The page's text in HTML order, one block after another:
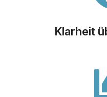
Klarheit